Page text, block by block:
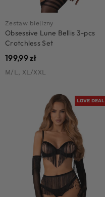
Zestaw bielizny
Obsessive Lune Bellis 3-pcs
Crotchless Set
199,99zł
M/L, XL/XXL
LOVE DEAL